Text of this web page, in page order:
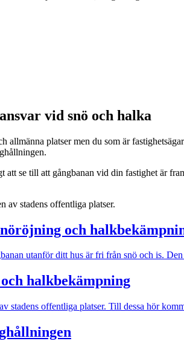
vid snö och halka
allmänna platser men du som är
att se till att gångbanan vid din fastighet är
av stadens offentliga platser.
och
utanför ditt hus är fri från snö och is.
halkbekämpning
stadens offentliga platser. Till dessa hör